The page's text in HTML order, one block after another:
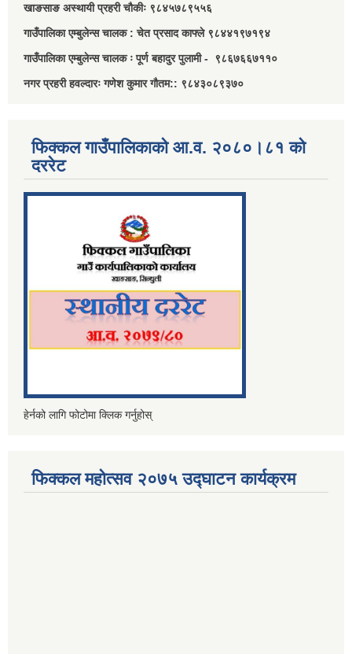
खाङसाङ अस्थायी प्रहरी चौकीः ९८४५७८९५५६
गाउँपालिका एम्बुलेन्स चालक : चेत प्रसाद काफ्ले ९८४४१९७१९४
गाउँपालिका एम्बुलेन्स चालक ः पूर्ण बहादुर पुलामी - ९८६७६६७११०
नगर प्रहरी हवल्दारः गणेश कुमार गौतम:: ९८४३०८९३७०
फिक्कल गाउँपालिकाको आ.व. २०८०।८१ को
दररेट
हेर्नको लागि फोटोमा क्लिक गर्नुहोस्
फिक्कल महोत्सव २०७५ उद्घाटन कार्यक्रम